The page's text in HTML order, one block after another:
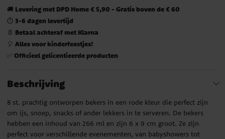
🚚 Levering met DPD Home € 5,90 - Gratis boven de € 60
⏱️ 3-6 dagen levertijd
📄 Betaal achteraf met Klarna
🎈 Alles voor kinderfeestjes!
✅ Officieel gelicentieerde producten
Beschrijving
8 st. prachtig ontworpen bekers in een rode kleur die perfect zijn
om ijs, snoep, snacks of ander lekkers in te serveren. De bekers
hebben een inhoud van 266 ml en zijn 6 x 9 cm groot. Ze zijn
perfect voor verschillende evenementen, van babyshowers tot